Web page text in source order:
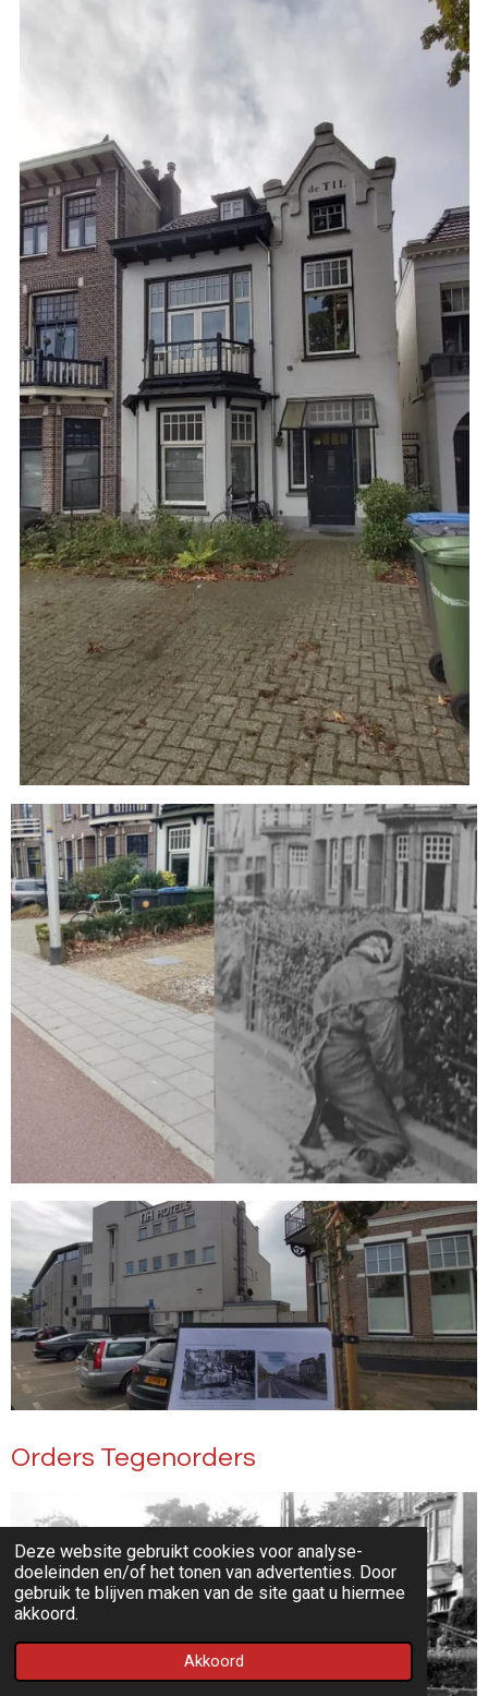
Deze website gebruikt cookies voor analyse-
doeleinden en/of het tonen van advertenties. Door
gebruik te blijven maken van de site gaat u hiermee
akkoord.
Akkoord
Orders Tegenorders